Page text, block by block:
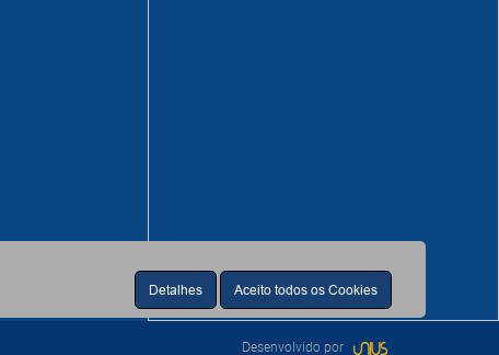
Desenvolvido por
Detalhes Aceito todos os Cookies